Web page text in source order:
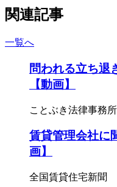
関連記事
一覧へ
問われる立ち退
【動画】
ことぶき法律事務所
賃貸管理会社に
画】
全国賃貸住宅新聞